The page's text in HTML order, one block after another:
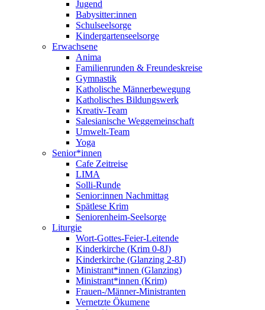
Jugend
Babysitter:innen
Schulseelsorge
Kindergartenseelsorge
Erwachsene
Anima
Familienrunden & Freundeskreise
Gymnastik
Katholische Männerbewegung
Katholisches Bildungswerk
Kreativ-Team
Salesianische Weggemeinschaft
Umwelt-Team
Yoga
Senior*innen
Cafe Zeitreise
LIMA
Solli-Runde
Senior:innen Nachmittag
Spätlese Krim
Seniorenheim-Seelsorge
Liturgie
Wort-Gottes-Feier-Leitende
Kinderkirche (Krim 0-8J)
Kinderkirche (Glanzing 2-8J)
Ministrant*innen (Glanzing)
Ministrant*innen (Krim)
Frauen-/Männer-Ministranten
Vernetzte Ökumene